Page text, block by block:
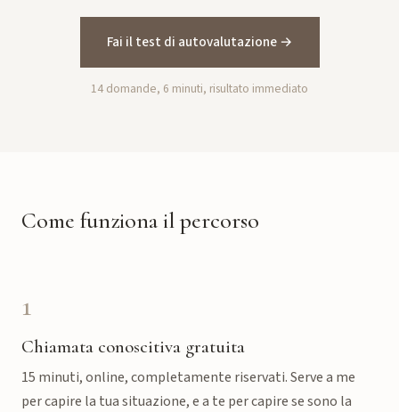
Fai il test di autovalutazione →
14 domande, 6 minuti, risultato immediato
Come funziona il percorso
1
Chiamata conoscitiva gratuita
15 minuti, online, completamente riservati. Serve a me
per capire la tua situazione, e a te per capire se sono la